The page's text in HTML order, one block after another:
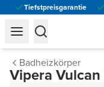
Tiefstpreisgarantie
Badheizkörper
Vipera